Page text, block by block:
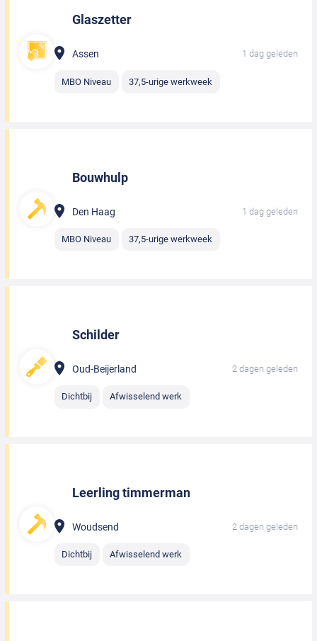
Glaszetter
Assen 1 dag geleden
MBO Niveau 37,5-urige werkweek
Bouwhulp
Den Haag 1 dag geleden
MBO Niveau 37,5-urige werkweek
Schilder
Oud-Beijerland 2 dagen geleden
Dichtbij Afwisselend werk
Leerling timmerman
Woudsend 2 dagen geleden
Dichtbij Afwisselend werk